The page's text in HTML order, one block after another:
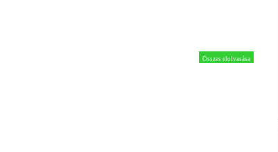
Összes elolvasása